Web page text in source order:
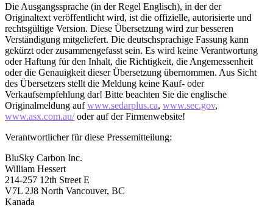
Die Ausgangssprache (in der Regel Englisch), in der der
Originaltext veröffentlicht wird, ist die offizielle, autorisierte und
rechtsgültige Version. Diese Übersetzung wird zur besseren
Verständigung mitgeliefert. Die deutschsprachige Fassung kann
gekürzt oder zusammengefasst sein. Es wird keine Verantwortung
oder Haftung für den Inhalt, die Richtigkeit, die Angemessenheit
oder die Genauigkeit dieser Übersetzung übernommen. Aus Sicht
des Übersetzers stellt die Meldung keine Kauf- oder
Verkaufsempfehlung dar! Bitte beachten Sie die englische
Originalmeldung aufwww.sedarplus.ca, www.sec.gov,
www.asx.com.au/oder auf der Firmenwebsite!
Verantwortlicher für diese Pressemitteilung:
BluSky Carbon Inc.
William Hessert
214-257 12th Street E
V7L 2J8 North Vancouver, BC
Kanada